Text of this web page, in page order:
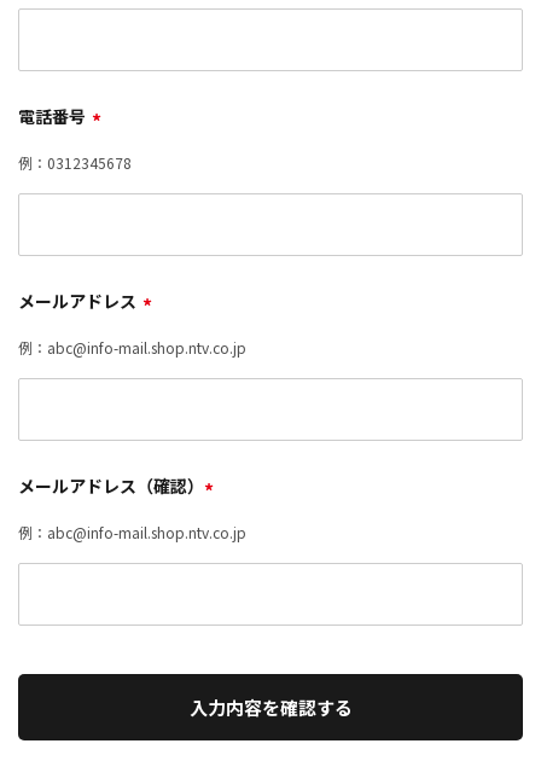
電話番号 *
例：0312345678
メールアドレス *
例：abc@info-mail.shop.ntv.co.jp
メールアドレス（確認） *
例：abc@info-mail.shop.ntv.co.jp
入力内容を確認する